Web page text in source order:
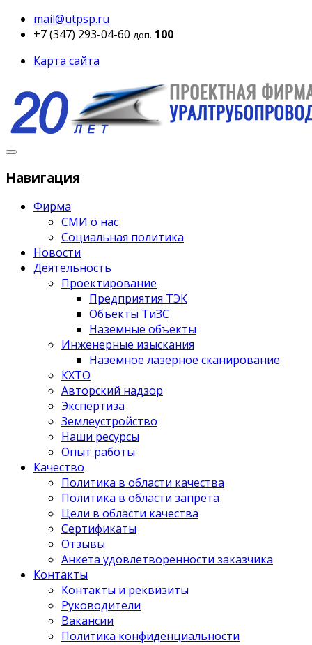
mail@utpsp.ru
+7 (347) 293-04-60 доп. 100
Карта сайта
Навигация
Фирма
СМИ о нас
Социальная политика
Новости
Деятельность
Проектирование
Предприятия ТЭК
Объекты ТиЗС
Наземные объекты
Инженерные изыскания
Наземное лазерное сканирование
КХТО
Авторский надзор
Экспертиза
Землеустройство
Наши ресурсы
Опыт работы
Качество
Политика в области качества
Политика в области запрета
Цели в области качества
Сертификаты
Отзывы
Анкета удовлетворенности заказчика
Контакты
­Контакты и реквизиты
Руководители
Вакансии
Политика конфиденциальности